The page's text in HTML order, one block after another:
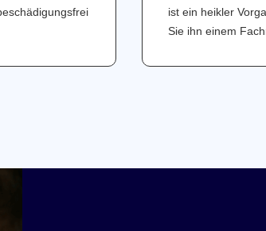
ist ein heikler
Sie ihn einem